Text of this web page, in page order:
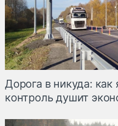
Дорога в никуда: как
контроль душит